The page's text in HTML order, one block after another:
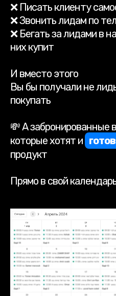
❌ Писать клиенту
❌ Звонить лидам по
❌ Бегать за лидами в
них купит
И вместо этого
Вы бы получали не
покупать
💸 А забронированные
которые хотят и
продукт
Прямо в свой